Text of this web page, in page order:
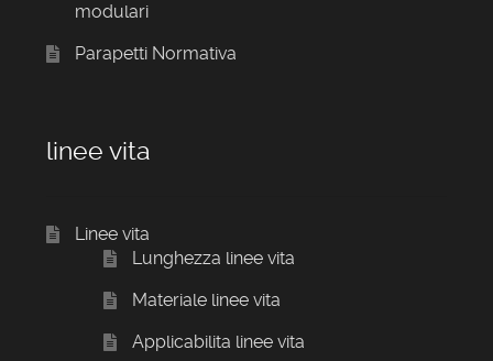
modulari
Parapetti Normativa
linee vita
Linee vita
Lunghezza linee vita
Materiale linee vita
Applicabilita linee vita